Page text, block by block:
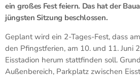
ein großes Fest feiern. Das hat der
jüngsten Sitzung beschlossen.
Geplant wird ein 2-Tages-Fest, dass
den Pfingstferien, am 10. und 11. Juni
Eisstadion herum stattfinden soll.
Außenbereich, Parkplatz zwischen